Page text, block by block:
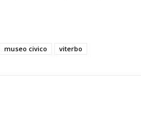
museo civico viterbo